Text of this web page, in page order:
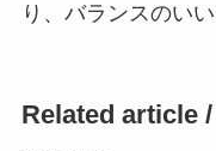
り、バランスのい
Related article /